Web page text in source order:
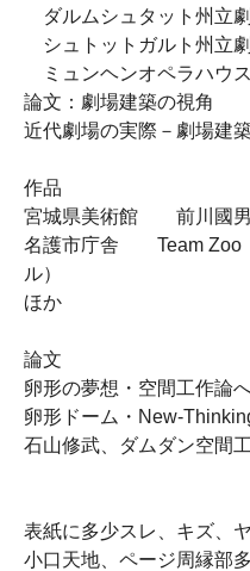
ダルムシュタット州立
シュトットガルト州立
ミュンヘンオペラハウ
論文：劇場建築の視角
近代劇場の実際－劇場建
作品
宮城県美術館 前川國男
名護市庁舎 Team Zoo
ル）
ほか
論文
卵形の夢想・空間工作論
卵形ドーム・New-
石山修武、ダムダン空間
表紙に多少スレ、キズ、ヤ
小口天地、ページ周縁部多